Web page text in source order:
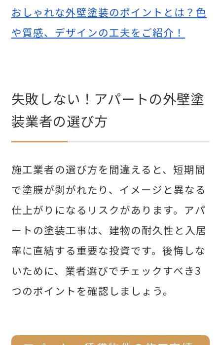
おしゃれな外壁塗装のポイントとは？色
や質感、デザインの工夫をご紹介！
失敗しない！アパートの外壁塗
装業者の選び方
施工業者の選び方を間違えると、短期間
で塗膜が剥がれたり、イメージと異なる
仕上がりになるリスクがあります。アパ
ートの塗装工事は、建物の耐久性と入居
率に直結する重要な投資です。後悔しな
いために、業者選びでチェックすべき3
つのポイントを確認しましょう。